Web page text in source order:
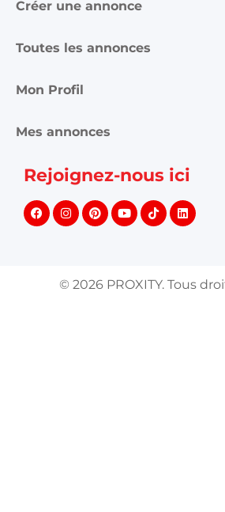
Créer une annonce
Toutes les annonces
Mon Profil
Mes annonces
Rejoignez-nous ici
© 2026 PROXITY. Tous